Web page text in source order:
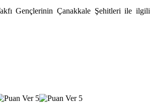
Gençlerinin Çanakkale Şehitleri ile ilgili